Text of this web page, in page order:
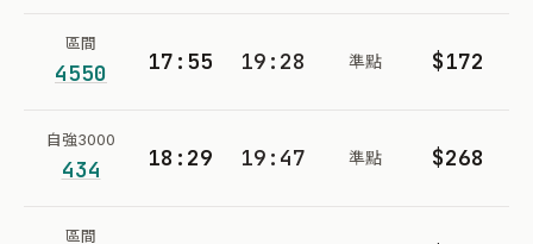
區間
4550 17:55 19:28 準點 $172
自強3000
434 18:29 19:47 準點 $268
區間